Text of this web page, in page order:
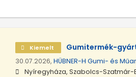
Kiemelt Gumitermék-
30.07.2026, HÜBNER-H Gumi- és
Nyíregyháza, Szabolcs-Szatmár-